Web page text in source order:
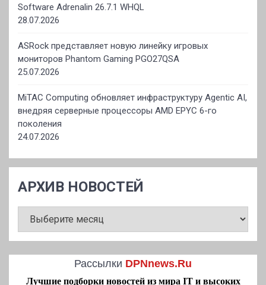
Software Adrenalin 26.7.1 WHQL
28.07.2026
ASRock представляет новую линейку игровых
мониторов Phantom Gaming PGO27QSA
25.07.2026
MiTAC Computing обновляет инфраструктуру Agentic AI,
внедряя серверные процессоры AMD EPYC 6-го
поколения
24.07.2026
АРХИВ НОВОСТЕЙ
НОВОСТЕЙ
Рассылки DPNnews.Ru
Лучшие подборки новостей из мира IT и высоких